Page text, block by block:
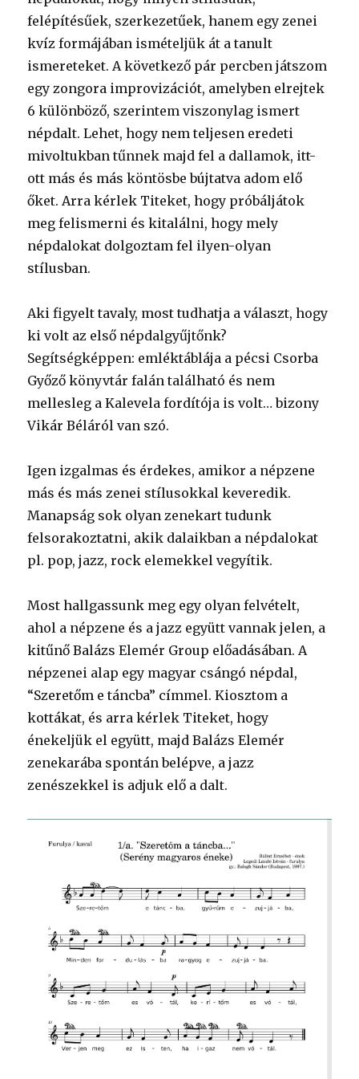
felépítésűek, szerkezetűek, hanem egy zenei
kvíz formájában ismételjük át a tanult
ismereteket. A következő pár percben játszom
egy zongora improvizációt, amelyben elrejtek
6 különböző, szerintem viszonylag ismert
népdalt. Lehet, hogy nem teljesen eredeti
mivoltukban tűnnek majd fel a dallamok, itt-
ott más és más köntösbe bújtatva adom elő
őket. Arra kérlek Titeket, hogy próbáljátok
meg felismerni és kitalálni, hogy mely
népdalokat dolgoztam fel ilyen-olyan
stílusban.
Aki figyelt tavaly, most tudhatja a választ, hogy
ki volt az első népdalgyűjtőnk?
Segítségképpen: emléktáblája a pécsi Csorba
Győző könyvtár falán található és nem
mellesleg a Kalevela fordítója is volt… bizony
Vikár Béláról van szó.
Igen izgalmas és érdekes, amikor a népzene
más és más zenei stílusokkal keveredik.
Manapság sok olyan zenekart tudunk
felsorakoztatni, akik dalaikban a népdalokat
pl. pop, jazz, rock elemekkel vegyítik.
Most hallgassunk meg egy olyan felvételt,
ahol a népzene és a jazz együtt vannak jelen, a
kitűnő Balázs Elemér Group előadásában. A
népzenei alap egy magyar csángó népdal,
“Szeretőm e táncba” címmel. Kiosztom a
kottákat, és arra kérlek Titeket, hogy
énekeljük el együtt, majd Balázs Elemér
zenekarába spontán belépve, a jazz
zenészekkel is adjuk elő a dalt.